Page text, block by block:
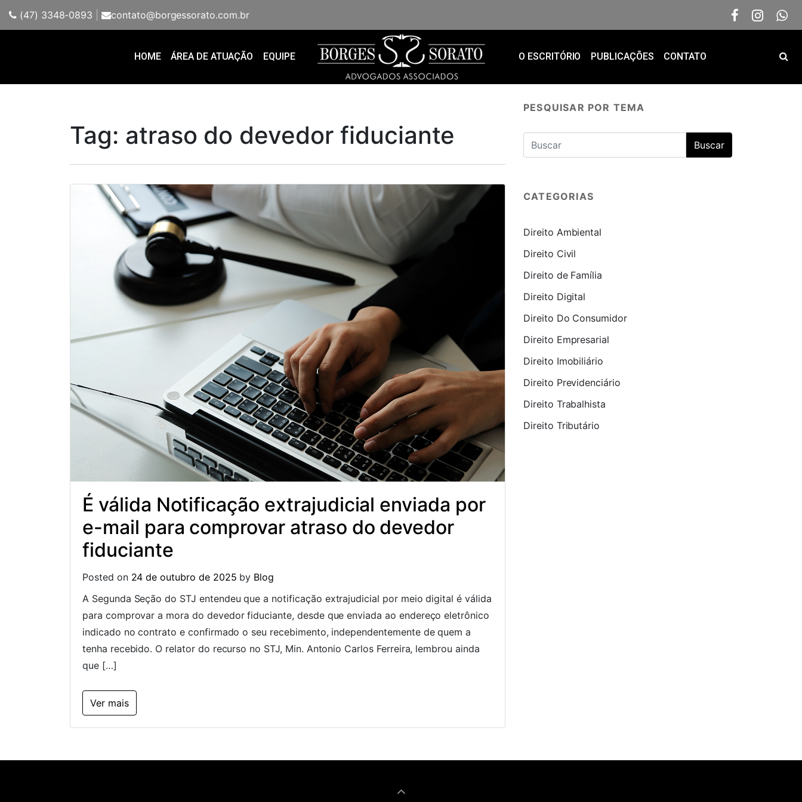
(47) 3348-0893 | contato@borgessorato.com.br
HOME ÁREA DE ATUAÇÃO EQUIPE O ESCRITÓRIO PUBLICAÇÕES CONTATO
Tag: atraso do devedor fiduciante
É válida Notificação extrajudicial enviada por
e-mail para comprovar atraso do devedor
fiduciante
Posted on 24 de outubro de 2025 by Blog
A Segunda Seção do STJ entendeu que a notificação extrajudicial por meio digital é válida
para comprovar a mora do devedor fiduciante, desde que enviada ao endereço eletrônico
indicado no contrato e confirmado o seu recebimento, independentemente de quem a
tenha recebido. O relator do recurso no STJ, Min. Antonio Carlos Ferreira, lembrou ainda
que […]
Ver mais
PESQUISAR POR TEMA
CATEGORIAS
Direito Ambiental
Direito Civil
Direito de Família
Direito Digital
Direito Do Consumidor
Direito Empresarial
Direito Imobiliário
Direito Previdenciário
Direito Trabalhista
Direito Tributário